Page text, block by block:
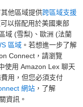
他區域提供跨區域支援
以搭配用於美國東部
域 (雪梨)、歐洲 (法蘭
區域 。若想進一步了解
Connect，請瀏覽
使用 Amazon Lex 聊天
用，但您必須支付
網站 ，了解
資訊。